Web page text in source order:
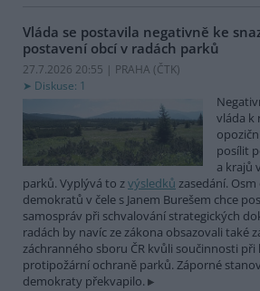
Vláda se postavila negativně ke
postavení obcí v radách parků
27.7.2026 20:55 | PRAHA (ČTK)
Diskuse: 1
vláda k
posílit
a krajů
parků. Vyplývá to zvýsledků zasedání.
demokratů v čele s Janem Burešem chce
samospráv při schvalování strategických
radách by navíc ze zákona obsazovali také
záchranného sboru ČR kvůli součinnosti při
protipožární ochraně parků. Záporné
demokraty překvapilo.